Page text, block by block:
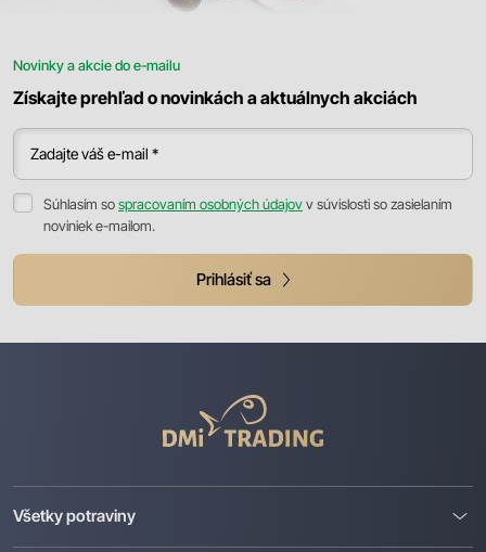
Novinky a akcie do e-mailu
Získajte prehľad o novinkách a aktuálnych akciách
Zadajte váš e-mail *
Súhlasím sospracovaním osobných údajovv súvislosti so zasielaním
noviniek e-mailom.
Prihlásiť sa
Trading
Všetky potraviny